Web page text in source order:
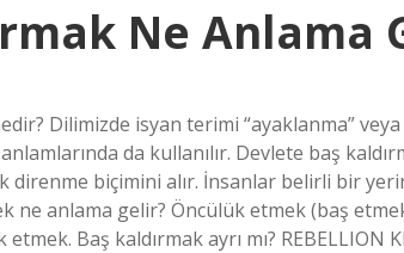
Ne Anlama
Dilimizde isyan terimi “ayaklanma” veya
da kullanılır. Devlete baş
direnme biçimini alır. İnsanlar belirli bir
ne anlama gelir? Öncülük etmek (baş
Baş kaldırmak ayrı mı? REBELLION